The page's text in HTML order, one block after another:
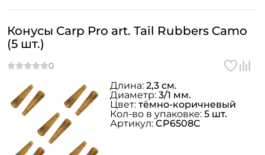
Конусы Carp Pro art. Tail Rubbers Camo
(5 шт.)
Длина: 2,3 см.
Диаметр: 3/1 мм.
Цвет: тёмно-коричневый
Кол-во в упаковке: 5 шт.
Артикул:CP6508C